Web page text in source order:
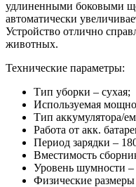
удлиненными боковыми
автоматически
Устройство отлично
животных.
Технические параметры:
Тип уборки – сухая;
Используемая
Тип аккумулятора/
Работа от акк.
Период зарядки –
Вместимость
Уровень шумности –
Физические